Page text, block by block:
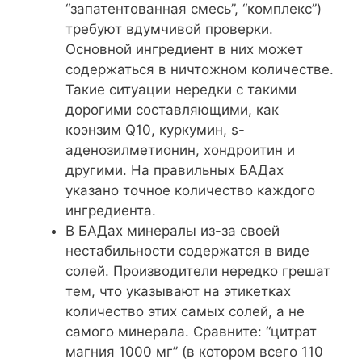
“запатентованная смесь”, “комплекс”)
требуют вдумчивой проверки.
Основной ингредиент в них может
содержаться в ничтожном количестве.
Такие ситуации нередки с такими
дорогими составляющими, как
коэнзим Q10, куркумин, s-
аденозилметионин, хондроитин и
другими. На правильных БАДах
указано точное количество каждого
ингредиента.
В БАДах минералы из-за своей
нестабильности содержатся в виде
солей. Производители нередко грешат
тем, что указывают на этикетках
количество этих самых солей, а не
самого минерала. Сравните: “цитрат
магния 1000 мг” (в котором всего 110